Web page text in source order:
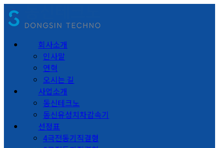
회사소개
인사말
연혁
오시는 길
사업소개
동신테크노
동신유성치차감속기
선정표
4극전동기직결형